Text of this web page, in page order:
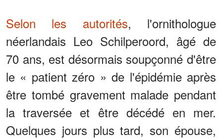
Selon les autorités, l'ornithologue
néerlandais Leo Schilperoord, âgé de
70 ans, est désormais soupçonné d'être
le « patient zéro » de l'épidémie après
être tombé gravement malade pendant
la traversée et être décédé en mer.
Quelques jours plus tard, son épouse,